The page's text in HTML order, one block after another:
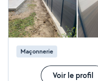
commencer nos travaux dès
répondu à notre message.
nouvelle. Très peu
Maçonnerie
Voir le profil